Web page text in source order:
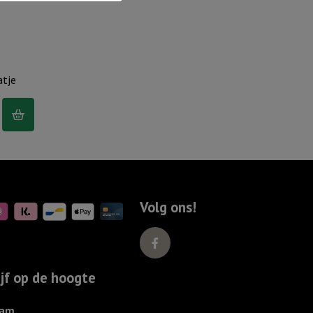
Volg ons!
op de hoogte